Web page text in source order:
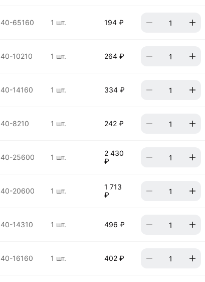
40-65160 1 шт. 194 ₽
40-10210 1 шт. 264 ₽
40-14160 1 шт. 334 ₽
40-8210 1 шт. 242 ₽
40-25600 1 шт.
2 430
₽
40-20600 1 шт.
1 713
₽
40-14310 1 шт. 496 ₽
40-16160 1 шт. 402 ₽